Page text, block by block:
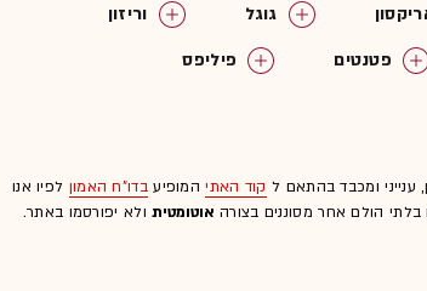
גוגל
וריזון
פטנטים
פיליפס
ומכבד בהתאם ל קוד האתיהמופיעבדו"ח האמון לפיו אנו
בלתי הולם אחר מסוננים בצורה אוטומטיתולא יפורסמו באתר.